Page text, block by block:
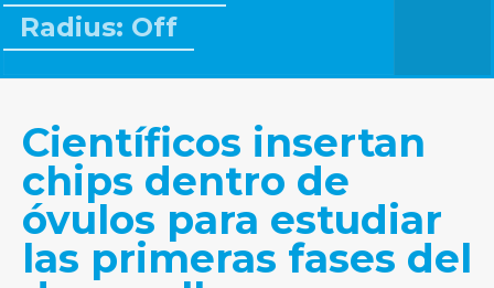
Radius: Off
Científicos insertan
chips dentro de
óvulos para estudiar
las primeras fases del